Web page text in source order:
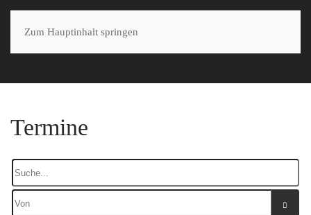
Zum Hauptinhalt springen
Termine